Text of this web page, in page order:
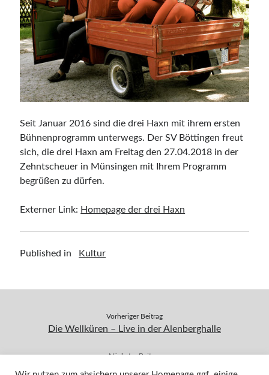
Seit Januar 2016 sind die drei Haxn mit ihrem ersten
Bühnenprogramm unterwegs. Der SV Böttingen freut
sich, die drei Haxn am Freitag den 27.04.2018 in der
Zehntscheuer in Münsingen mit Ihrem Programm
begrüßen zu dürfen.
Externer Link: Homepage der drei Haxn
Published in Kultur
Vorheriger Beitrag
Die Wellküren – Live in der Alenberghalle
Nächster Beitrag